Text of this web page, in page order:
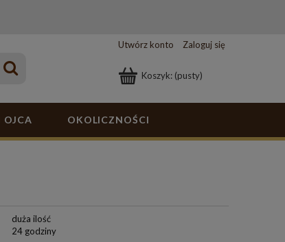
Utwórz konto Zaloguj się
Koszyk: (pusty)
OJCA OKOLICZNOŚCI
duża ilość
24 godziny